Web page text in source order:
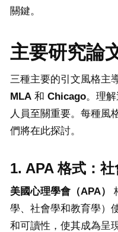
關鍵。
主要研究論
三種主要的引文風格主
MLA 和 Chicago。理
人員至關重要。每種風
們將在此探討。
1. APA 格式：
美國心理學會（APA）
學、社會學和教育學）
和可讀性，使其成為呈